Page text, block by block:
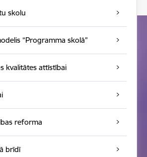
skolu
“Programma skolā”
kvalitātes attīstībai
reforma
brīdī